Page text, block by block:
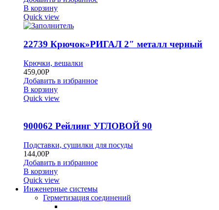
В корзину
Quick view
22739 Крючок»РИГАЛ 2″ металл черный
Крючки, вешалки
459,00Р
Добавить в избранное
В корзину
Quick view
900062 Рейлинг УГЛОВОЙ 90
Подставки, сушилки для посуды
144,00Р
Добавить в избранное
В корзину
Quick view
Инженерные системы
Герметизация соединений